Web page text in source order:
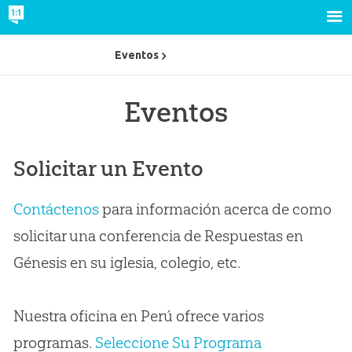
Eventos
Solicitar un Evento
Contáctenospara información acerca de como
solicitar una conferencia de Respuestas en
Génesis en su iglesia, colegio, etc.
Nuestra oficina en Perú ofrece varios
programas. Seleccione Su Programa
Eventos